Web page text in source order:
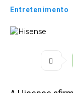
Entretenimento